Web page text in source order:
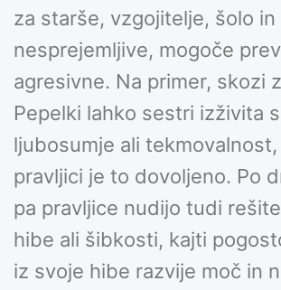
za starše, vzgojitelje, šolo
nesprejemljive, mogoče
agresivne. Na primer, skozi
Pepelki lahko sestri izživita
ljubosumje ali
pravljici je to dovoljeno. Po
pa pravljice nudijo tudi
hibe ali šibkosti, kajti
iz svoje hibe razvije moč in